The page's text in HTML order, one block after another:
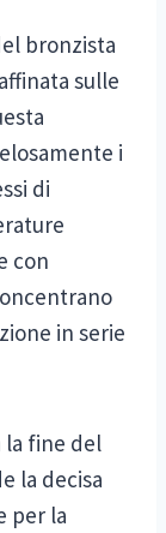
bronzista
sulle
i
di
con
in serie
la fine del
la decisa
per la